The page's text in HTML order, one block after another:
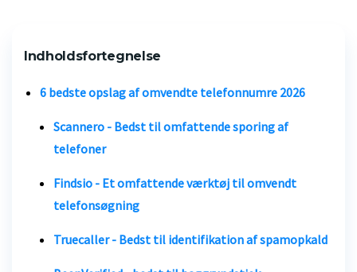
Indholdsfortegnelse
6 bedste opslag af omvendte telefonnumre 2026
Scannero - Bedst til omfattende sporing af
telefoner
Findsio - Et omfattende værktøj til omvendt
telefonsøgning
Truecaller - Bedst til identifikation af spamopkald